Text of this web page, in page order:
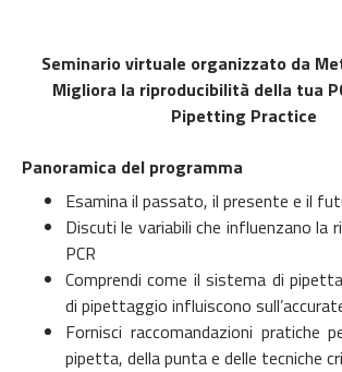
Seminario virtuale organizzato da
Migliora la riproducibilità della tua
Pipetting Practice
Panoramica del programma
Esamina il passato, il presente e il
Discuti le variabili che influenzano la
PCR
Comprendi come il sistema di
di pipettaggio influiscono
Fornisci raccomandazioni pratiche
pipetta, della punta e delle tecniche